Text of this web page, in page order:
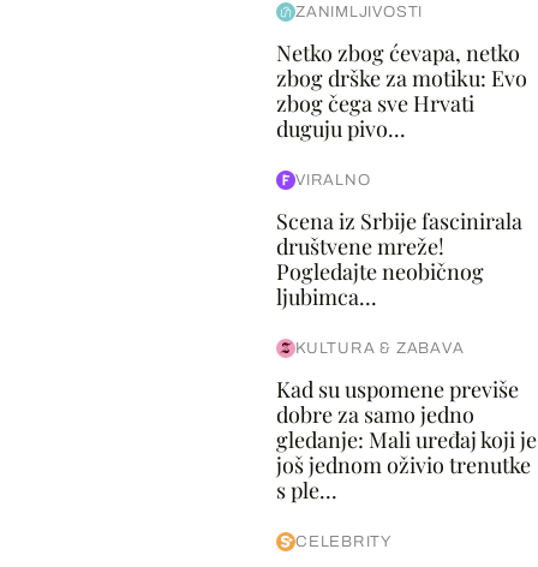
ZANIMLJIVOSTI
Netko zbog ćevapa, netko
zbog drške za motiku: Evo
zbog čega sve Hrvati
duguju pivo...
VIRALNO
Scena iz Srbije fascinirala
društvene mreže!
Pogledajte neobičnog
ljubimca...
KULTURA & ZABAVA
Kad su uspomene previše
dobre za samo jedno
gledanje: Mali uređaj koji je
još jednom oživio trenutke
s ple...
CELEBRITY